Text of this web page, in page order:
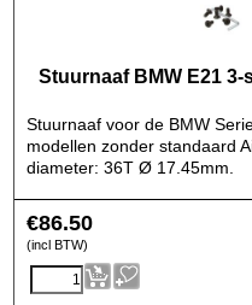
Stuurnaaf BMW E21 3-
Stuurnaaf voor de BMW
modellen zonder standaard
diameter: 36T Ø 17.45mm.
€86.50
(incl BTW)